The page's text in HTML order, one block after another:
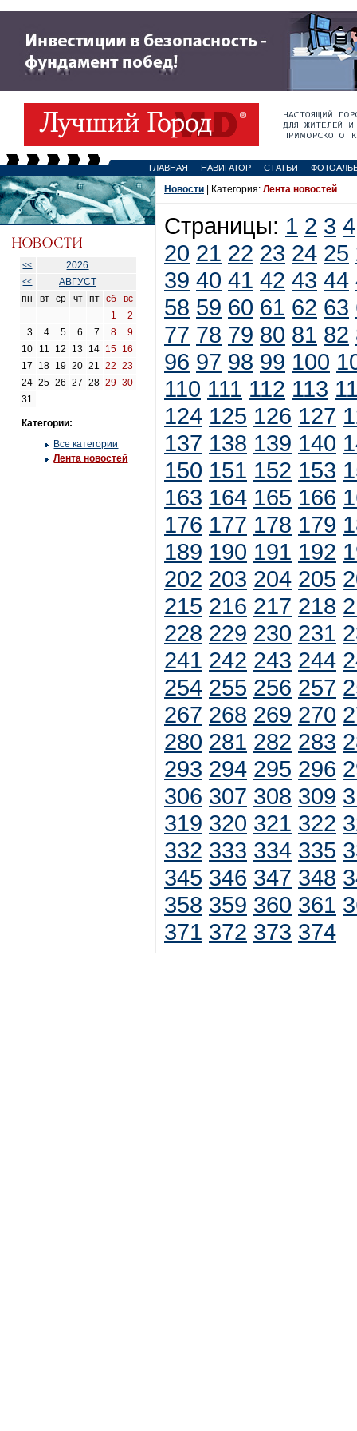
ГЛАВНАЯ НАВИГАТОР СТАТЬИ
<< 2026
<<
АВГУСТ
пн
вт ср чт пт сб
вс
1
2
3
4 5 6 7 8
9
10
11 12 13 14 15 16
17
18 19 20 21 22
23
24 25 26 27 28 29 30
31
Категории:
Все категории
Лента новостей
Новости | Категория: Лента новостей
Страницы: 1 2 3 4
20 21 22 23 24 25
39 40 41 42 43 44
58 59 60 61 62 63
77 78 79 80 81 82
96 97 98 99 100
110 111 112 113
124 125 126 127
137 138 139 140
150 151 152 153
163 164 165 166
176 177 178 179
189 190 191 192
202 203 204 205
215 216 217 218
228 229 230 231
241 242 243 244
254 255 256 257
267 268 269 270
280 281 282 283
293 294 295 296
306 307 308 309
319 320 321 322
332 333 334 335
345 346 347 348
358 359 360 361
371 372 373 374